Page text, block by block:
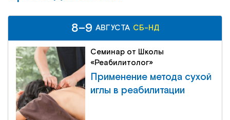
Семинар от Школы
«Реабилитолог»
Применение метода сухой
иглы в реабилитации
8–9 АВГУСТА СБ-НД